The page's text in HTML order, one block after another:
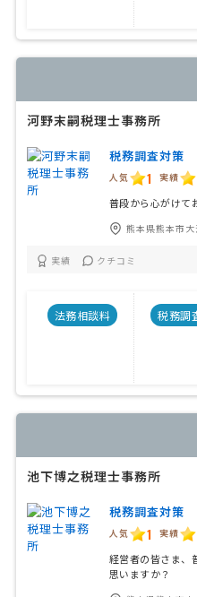
河野末嗣税理士事務所
税務調査対策
人気 1 実績
普段から心がけて
熊本県熊本市
実績 クチコミ
法務相談料 税務調
池下博之税理士事務所
税務調査対策
人気 1 実績
経営者の皆さま、
思いますか？